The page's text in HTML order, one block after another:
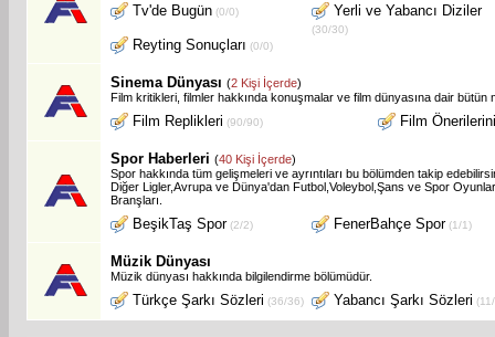
Tv'de Bugün (0/0) Yerli ve Yabancı Diziler
(30/30)
Reyting Sonuçları (0/0)
Sinema Dünyası (2 Kişi İçerde)
Film kritikleri, filmler hakkında konuşmalar ve film dünyasına dair bütün
Film Replikleri (90/90) Film
Spor Haberleri (40 Kişi İçerde)
Spor hakkında tüm gelişmeleri ve ayrıntıları bu bölümden takip
Diğer Ligler,Avrupa ve Dünya'dan Futbol,Voleybol,Şans ve Spor
Branşları.
BeşikTaş Spor(2/2) FenerBahçe Spor(1/1)
Müzik Dünyası
Müzik dünyası hakkında bilgilendirme bölümüdür.
Türkçe Şarkı Sözleri (36/36) Yabancı Şarkı Sözleri